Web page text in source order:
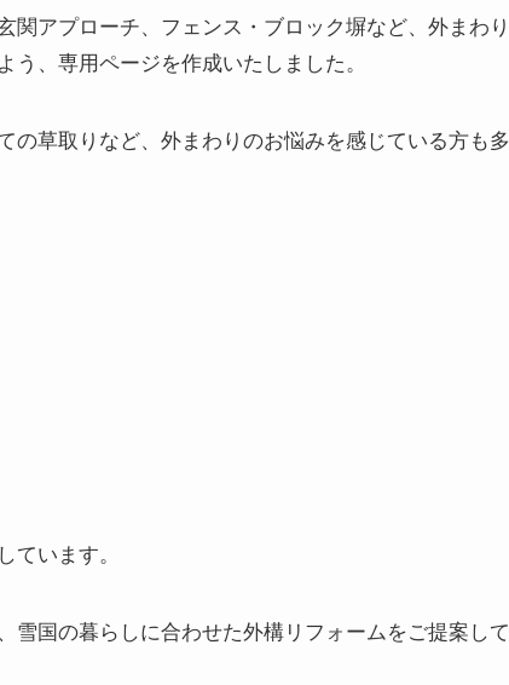
アプローチ、フェンス・ブロック塀など、外まわり
、専用ページを作成いたしました。
草取りなど、外まわりのお悩みを感じている方も多
います。
国の暮らしに合わせた外構リフォームをご提案して